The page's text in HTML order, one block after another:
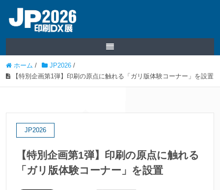
ホーム / JP2026 /
【特別企画第1弾】印刷の原点に触れる「ガリ版体験コーナー」を設置
JP2026
【特別企画第1弾】印刷の原点に触れる
「ガリ版体験コーナー」を設置